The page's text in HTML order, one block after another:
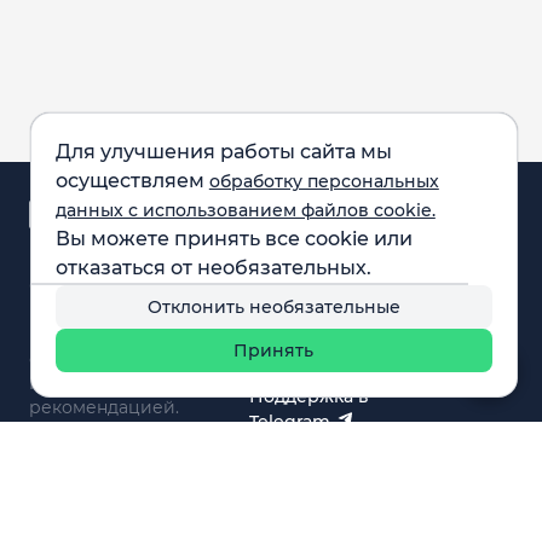
Для улучшения работы сайта мы
осуществляем обработку персональных
данных с использованием файлов cookie.
Вы можете принять все cookie или
отказаться от необязательных.
Отклонить необязательные
Принять
Обращаем внимание:
все материалы,
представленные на
сайте, не являются
инвестиционной
рекомендацией.
Аналитика и
новости
Карта рынка
Компании
F.A.Q.
Обучение
Вебинары
О нас
Поддержка в
Telegram